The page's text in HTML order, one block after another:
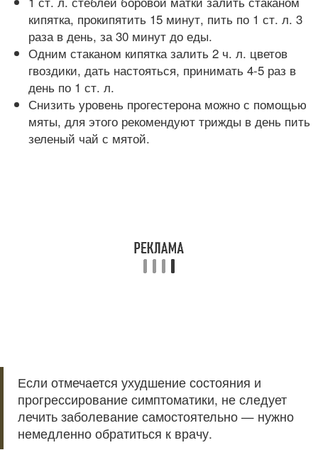
кипятка, прокипятить 15 минут, пить по 1 ст. л. 3
раза в день, за 30 минут до еды.
Одним стаканом кипятка залить 2 ч. л. цветов
гвоздики, дать настояться, принимать 4-5 раз в
день по 1 ст. л.
Снизить уровень прогестерона можно с помощью
мяты, для этого рекомендуют трижды в день пить
зеленый чай с мятой.
Если отмечается ухудшение состояния и
прогрессирование симптоматики, не следует
лечить заболевание самостоятельно — нужно
немедленно обратиться к врачу.